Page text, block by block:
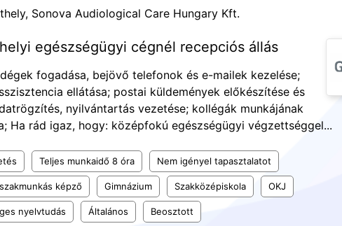
Sonova Audiological Care Hungary Kft.
egészségügyi cégnél recepciós állás
fogadása, bejövő telefonok és e-mailek kezelése;
ellátása; postai küldemények előkészítése és
nyilvántartás vezetése; kollégák munkájának
Ha rád igaz, hogy: középfokú egészségügyi végzettséggel...
Teljes munkaidő 8 óra Nem igényel tapasztalatot
képző Gimnázium Szakközépiskola OKJ
nyelvtudás Általános Beosztott